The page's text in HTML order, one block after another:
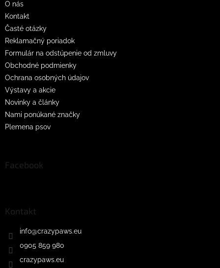
O nás
Kontakt
Časté otázky
Reklamačný poriadok
Formulár na odstúpenie od zmluvy
Obchodné podmienky
Ochrana osobných údajov
Výstavy a akcie
Novinky a články
Nami ponúkané značky
Plemena psov
Facebook
Kontakt
info@crazypaws.eu
0905 859 980
crazypaws.eu